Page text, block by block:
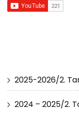
2025-2026/2.
2024 – 2025/2.